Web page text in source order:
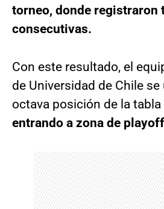
torneo, donde registraron
consecutivas.
Con este resultado, el
de Universidad de Chile se
octava posición de la
entrando a zona de